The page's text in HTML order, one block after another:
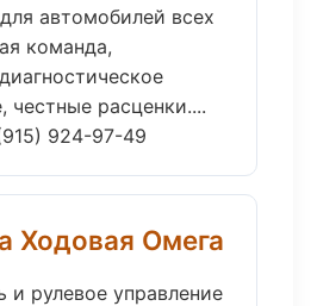
автомобилей всех
команда,
честные расценки....
924-97-49
Ходовая Омега
и рулевое управление